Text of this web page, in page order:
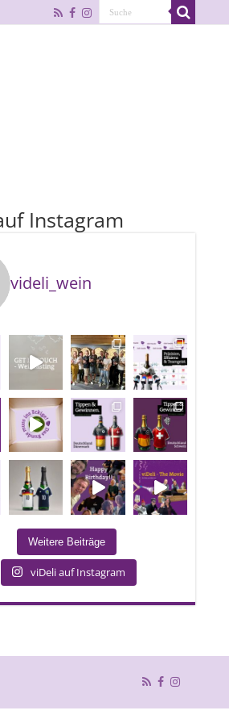
Instagram
videli_wein
Weitere Beiträge
viDeli auf Instagram